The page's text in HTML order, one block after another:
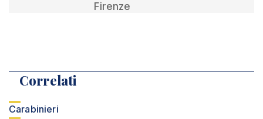
Firenze
Correlati
Carabinieri